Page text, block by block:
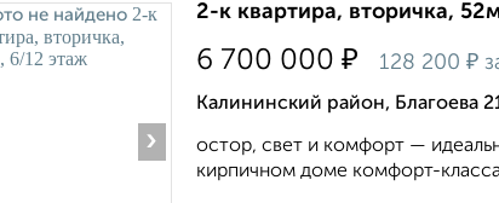
›
2-к квартира, вторичка,
6 700 000 ₽ 128 200 ₽
Калининский район, Благоева
остор, свет и комфорт —
кирпичном доме комфорт-